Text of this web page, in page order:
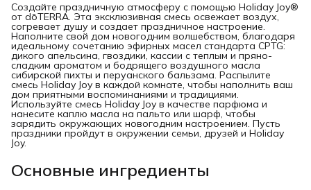
Создайте праздничную атмосферу с помощью Holiday Joy®
от dōTERRA. Эта эксклюзивная смесь освежает воздух,
согревает душу и создает праздничное настроение.
Наполните свой дом новогодним волшебством, благодаря
идеальному сочетанию эфирных масел стандарта CPTG:
дикого апельсина, гвоздики, кассии с теплым и пряно-
сладким ароматом и бодрящего воздушного масла
сибирской пихты и перуанского бальзама. Распылите
смесь Holiday Joy в каждой комнате, чтобы наполнить ваш
дом приятными воспоминаниями и традициями.
Используйте смесь Holiday Joy в качестве парфюма и
нанесите каплю масла на пальто или шарф, чтобы
зарядить окружающих новогодним настроением. Пусть
праздники пройдут в окружении семьи, друзей и Holiday
Joy.
Основные ингредиенты